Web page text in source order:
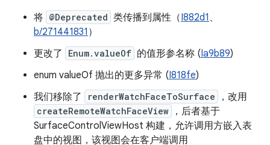
将 @Deprecated 类传播到属性（I882d1 、
b/271441831 ）
更改了
Enum.valueOf 的值形参名称 (Ia9b89)
enum valueOf 抛出的更多异常 (I818fe)
我们移除了
renderWatchFaceToSurface ，改用
createRemoteWatchFaceView
，后者基于
SurfaceControlViewHost 构建，允许调用方嵌入表
盘中的视图，该视图会在客户端调用